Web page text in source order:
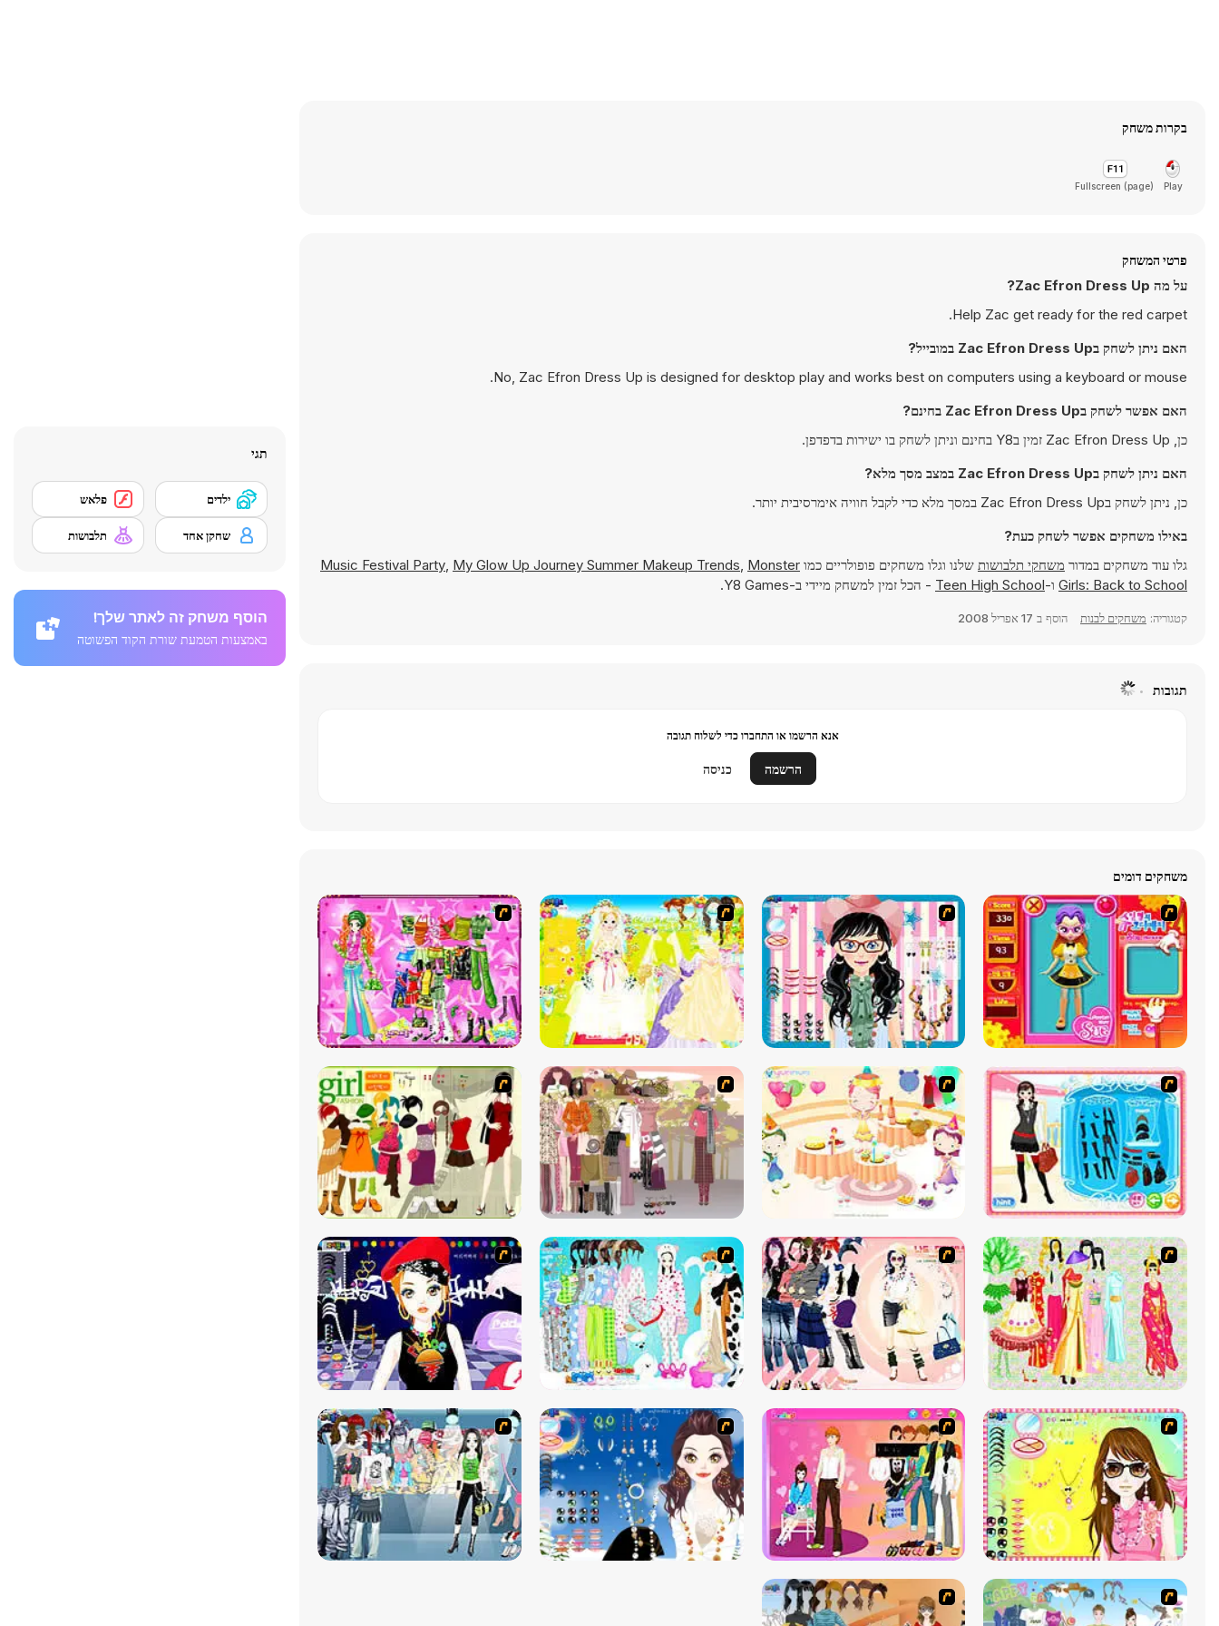
בקרות משחק
Play
Fullscreen (page)
פרטי המשחק
על מה Zac Efron Dress Up?
Help Zac get ready for the red carpet.
האם ניתן לשחק בZac Efron Dress Up במובייל?
No, Zac Efron Dress Up is designed for desktop play and works best on computers using a keyboard or mouse.
האם אפשר לשחק בZac Efron Dress Up בחינם?
כן, Zac Efron Dress Up זמין בY8 בחינם וניתן לשחק בו ישירות בדפדפן.
האם ניתן לשחק בZac Efron Dress Up במצב מסך מלא?
כן, ניתן לשחק בZac Efron Dress Up במסך מלא כדי לקבל חוויה אימרסיבית יותר.
באילו משחקים אפשר לשחק כעת?
גלו עוד משחקים במדור משחקי תלבושות שלנו וגלו משחקים פופולריים כמו Music Festival Party, My Glow Up Journey Summer Makeup Trends, Monster
Girls: Back to School ו-Teen High School - הכל זמין למשחק מיידי ב-Y8 Games.
קטגוריה: משחקים לבנות הוסף ב 17 אפריל 2008
תגובות
אנא הרשמו או התחברו כדי לשלוח תגובה
הרשמה כניסה
משחקים דומים
תגי
ילדים פלאש
שחקן אחד תלבושות
הוסף משחק זה לאתר שלך!
באמצעות הטמעת שורת הקוד הפשוטה